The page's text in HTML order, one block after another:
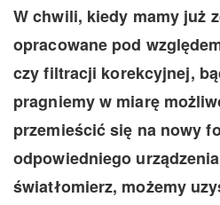
W chwili, kiedy mamy już
opracowane pod
czy filtracji korekcyjnej,
pragniemy w miarę
przemieścić się na nowy
odpowiedniego
światłomierz, możemy